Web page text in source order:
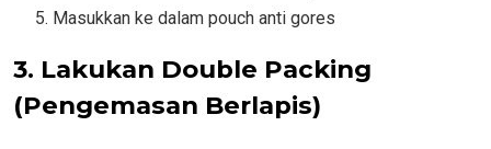
Masukkan ke dalam pouch anti gores
3. Lakukan Double Packing
(Pengemasan Berlapis)